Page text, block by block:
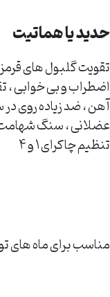
حدید یا هماتیت
تقویت گلبول های
اضطراب و بی خوابی ،
آهن ، ضد زیاده روی
عضلانی ، سنگ شهامت
تنظیم چاکرای 1 و 4
مناسب برای ماه های